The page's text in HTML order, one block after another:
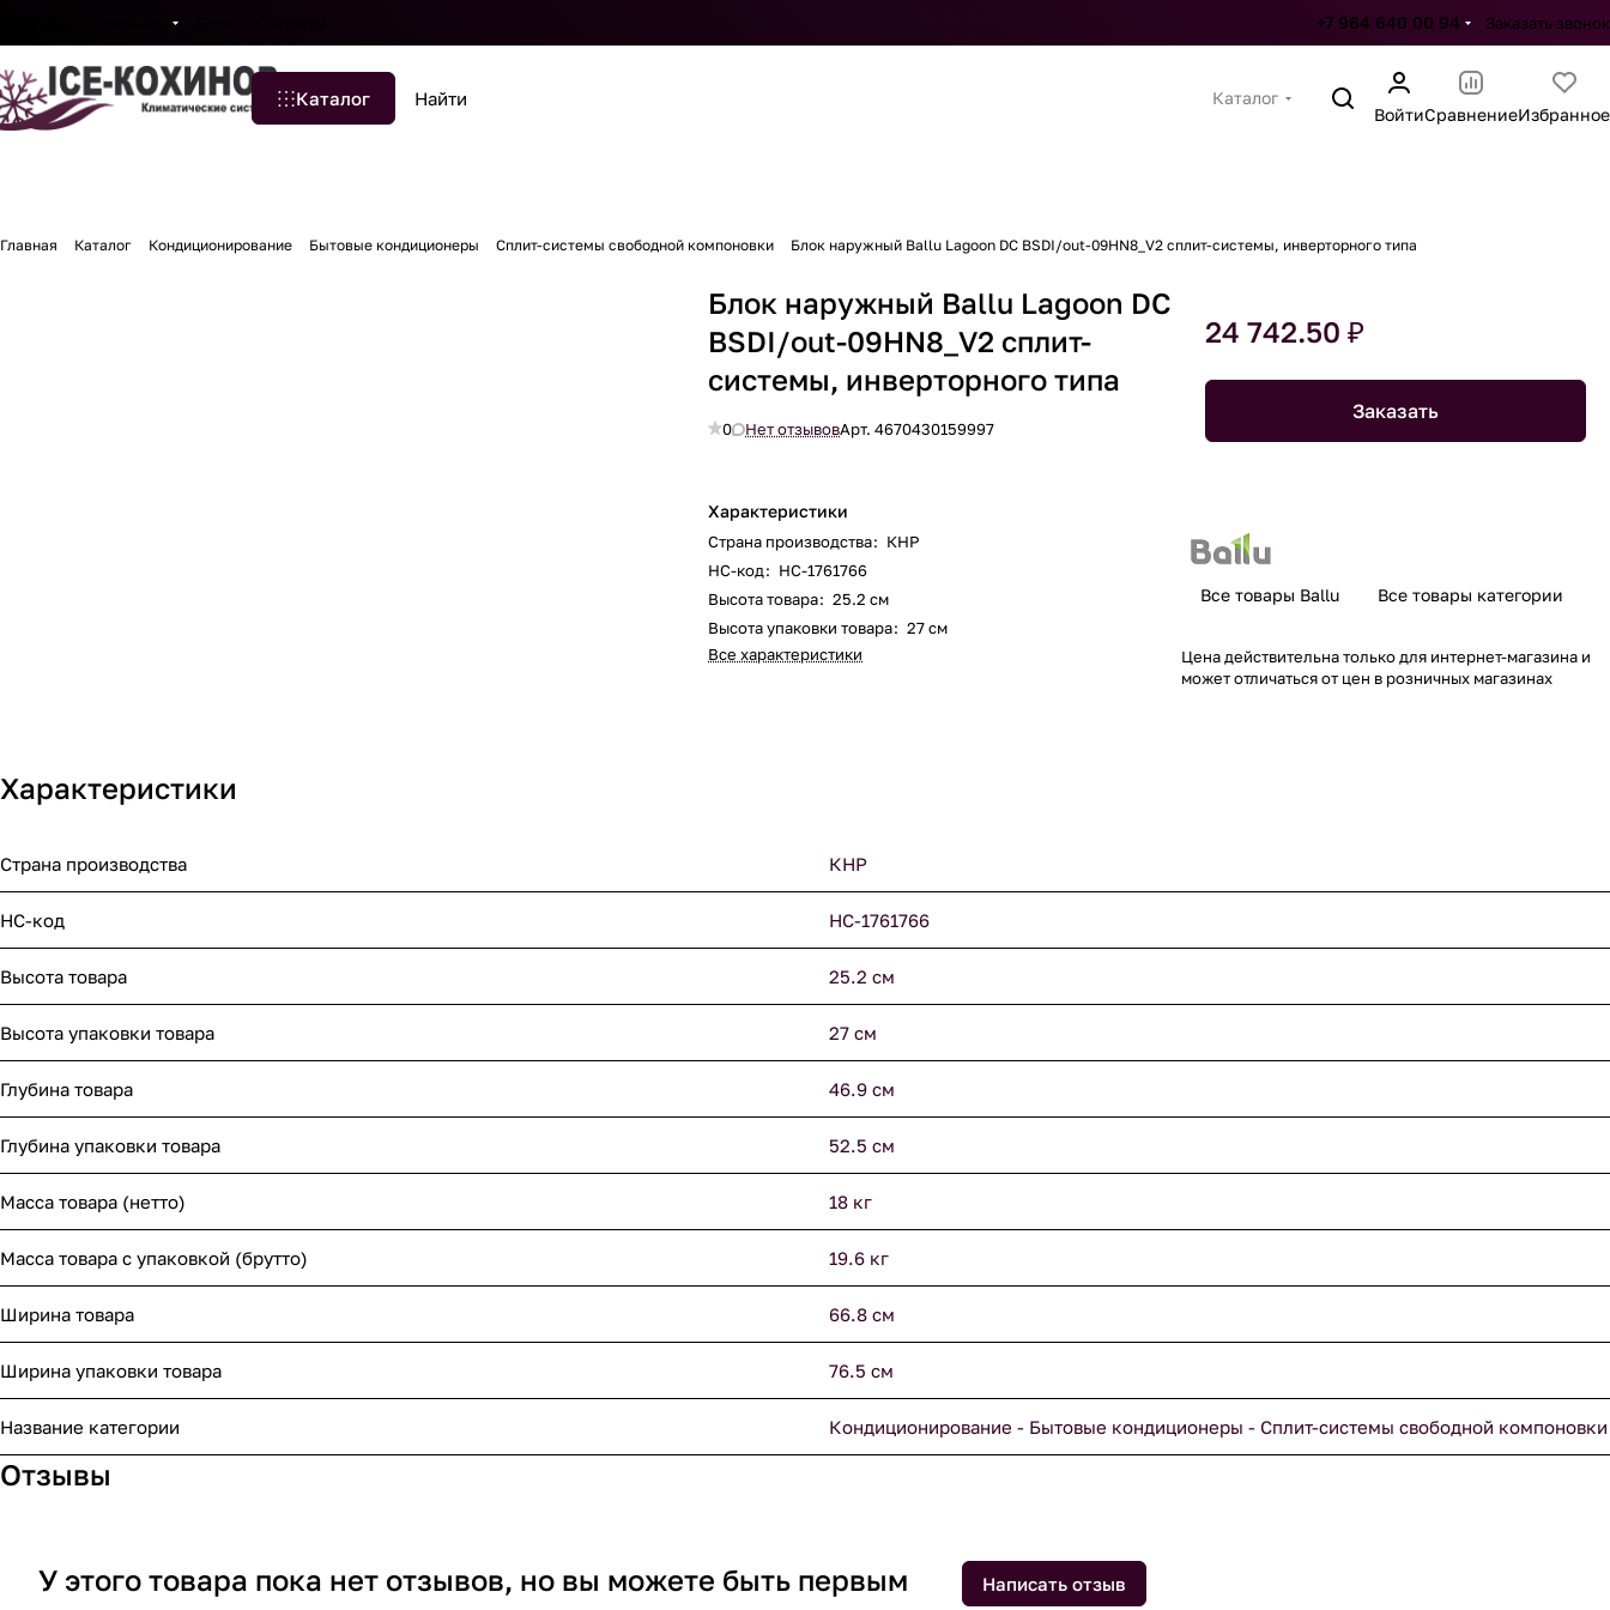
+7 964 640 00 94 Заказать звонок
Каталог
Каталог
ВойтиСравнениеИзбранное
Главная Каталог Кондиционирование Бытовые кондиционеры Сплит-системы свободной компоновки Блок наружный Ballu Lagoon DC BSDI/out-09HN8_V2 сплит-системы, инверторного типа
Блок наружный Ballu Lagoon DC
BSDI/out-09HN8_V2 сплит-
системы, инверторного типа
0 Нет отзывовАрт.4670430159997
Характеристики
Страна производства: КНР
НС-код: НС-1761766
Высота товара: 25.2 см
Высота упаковки товара: 27 см
Все характеристики
24 742.50 ₽
Заказать
Все товары Ballu Все товары категории
Цена действительна только для интернет-магазина и
может отличаться от цен в розничных магазинах
Характеристики
Страна производства КНР
НС-код НС-1761766
Высота товара 25.2 см
Высота упаковки товара 27 см
Глубина товара 46.9 см
Глубина упаковки товара 52.5 см
Масса товара (нетто) 18 кг
Масса товара с упаковкой (брутто) 19.6 кг
Ширина товара 66.8 см
Ширина упаковки товара 76.5 см
Название категории Кондиционирование - Бытовые кондиционеры - Сплит-системы свободной компоновки
Отзывы
У этого товара пока нет отзывов, но вы можете быть первым Написать отзыв